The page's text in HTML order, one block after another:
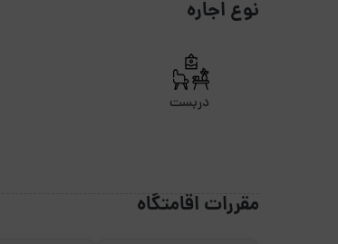
نوع اجاره
دربست
مقررات اقامتگاه